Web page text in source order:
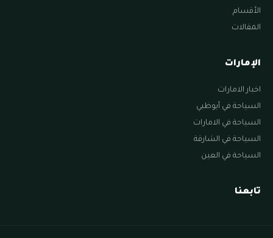
الأقسام
المقالات
الإمارات
اخبار الامارات
السياحة في أبوظبي
السياحة في الامارات
السياحة في الشارقة
السياحة في العين
تابعنا